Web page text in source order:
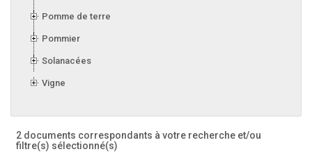
Pomme de terre
Pommier
Solanacées
Vigne
2 documents correspondants à votre recherche et/ou
filtre(s) sélectionné(s)